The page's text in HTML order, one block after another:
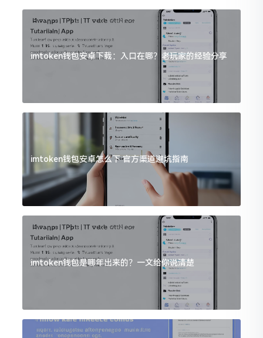
imtoken钱包安卓下载：入口在哪？老玩家的经验分享
imtoken钱包安卓怎么下 官方渠道避坑指南
imtoken钱包是哪年出来的？一文给你说清楚